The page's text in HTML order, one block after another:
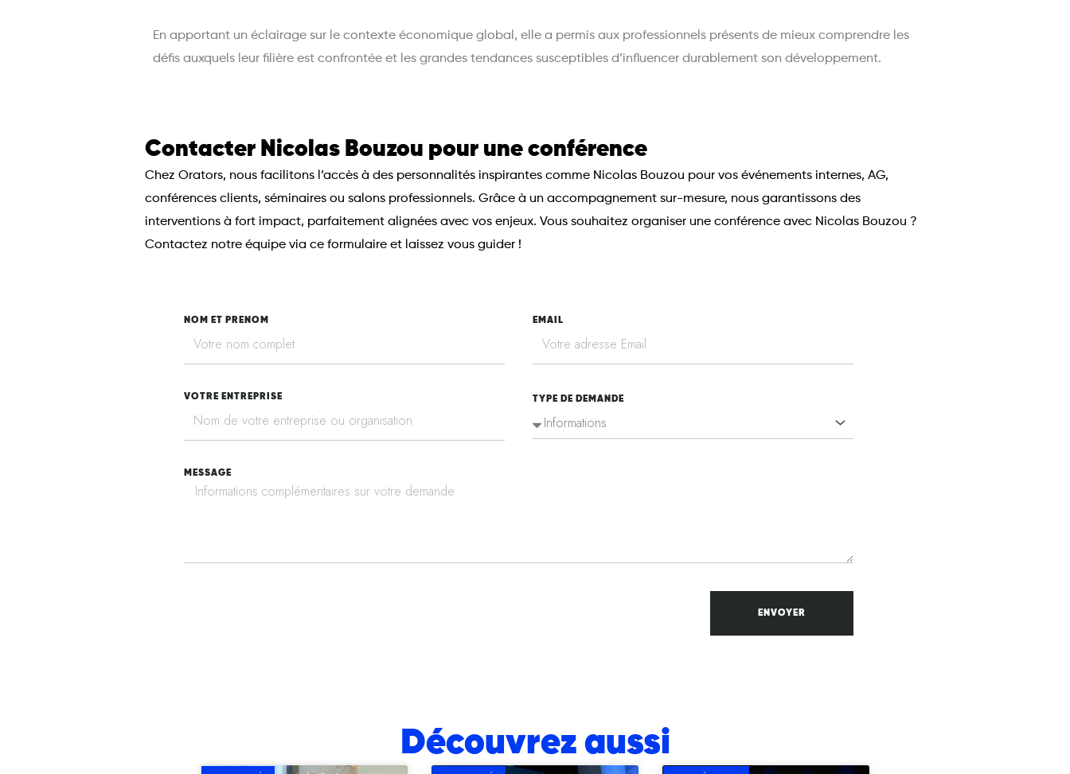
En apportant un éclairage sur le contexte économique global, elle a permis aux professionnels présents de mieux comprendre les
défis auxquels leur filière est confrontée et les grandes tendances susceptibles d’influencer durablement son développement.
Contacter Nicolas Bouzou pour une conférence
ChezOrators, nous facilitons l’accès à des personnalités inspirantes comme Nicolas Bouzou pour vos événements internes, AG,
conférences clients, séminaires ou salons professionnels. Grâce à un accompagnement sur-mesure, nous garantissons des
interventions à fort impact, parfaitement alignées avec vos enjeux. Vous souhaitez organiser une conférence avec Nicolas Bouzou ?
Contactez notre équipe via ce formulaire et laissez vous guider !
NOM ET PRENOM EMAIL
VOTRE ENTREPRISE TYPE DE DEMANDE
MESSAGE
ENVOYER
Découvrez aussi